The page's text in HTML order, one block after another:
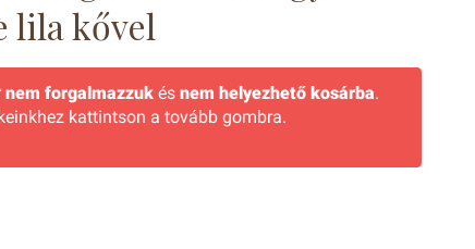
lila kővel
nem forgalmazzukés nem helyezhető kosárba.
kattintson a tovább gombra.